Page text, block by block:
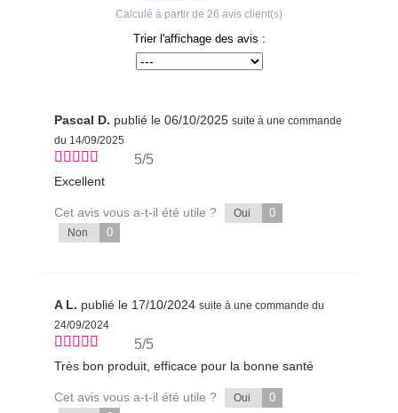
Calculé à partir de 26 avis client(s)
Trier l'affichage des avis :
Pascal D. publié le 06/10/2025 suite à une commande
du 14/09/2025
5/5
Excellent
Cet avis vous a-t-il été utile ? Oui 0
Non 0
A L. publié le 17/10/2024 suite à une commande du
24/09/2024
5/5
Très bon produit, efficace pour la bonne santé
Cet avis vous a-t-il été utile ? Oui 0